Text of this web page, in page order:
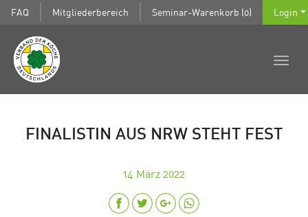
FAQ Mitgliederbereich Seminar-Warenkorb (0) Login
FINALISTIN AUS NRW STEHT FEST
14 März 2022